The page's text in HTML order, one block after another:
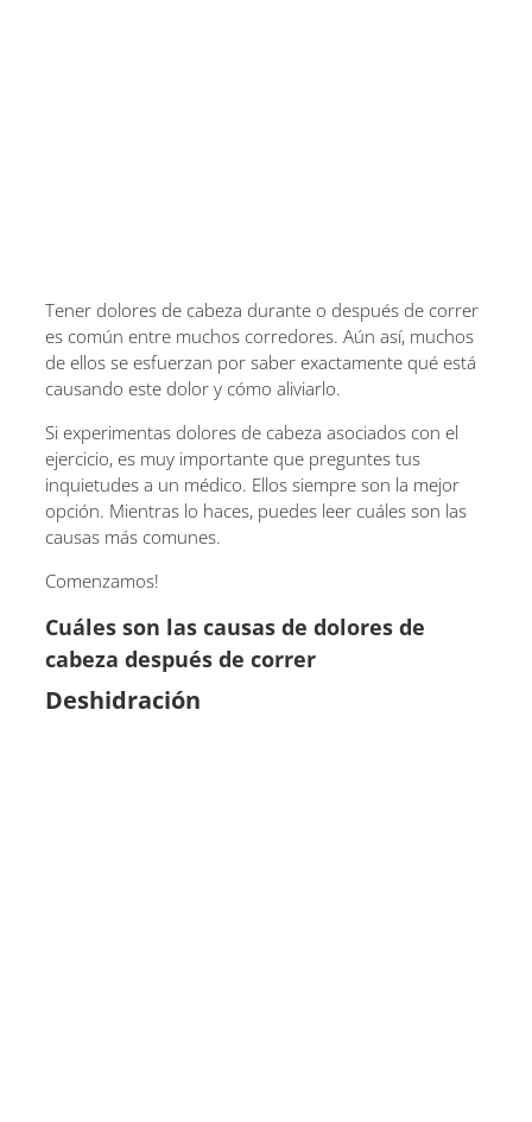
Tener dolores de cabeza durante o después de correr
es común entre muchos corredores. Aún así, muchos
de ellos se esfuerzan por saber exactamente qué está
causando este dolor y cómo aliviarlo.
Si experimentas dolores de cabeza asociados con el
ejercicio, es muy importante que preguntes tus
inquietudes a un médico. Ellos siempre son la mejor
opción. Mientras lo haces, puedes leer cuáles son las
causas más comunes.
Comenzamos!
Cuáles son las causas de dolores de
cabeza después de correr
Deshidración